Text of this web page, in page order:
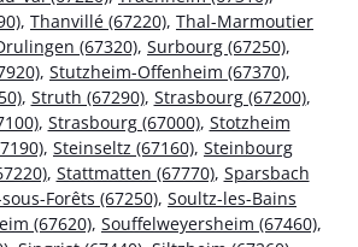
, Thanvillé (67220), Thal-Marmoutier
(67320), Surbourg (67250),
, Stutzheim-Offenheim (67370),
, Struth (67290), Strasbourg (67200),
, Strasbourg (67000), Stotzheim
, Steinseltz (67160), Steinbourg
, Stattmatten (67770), Sparsbach
Forêts (67250), Soultz-les-Bains
(67620), Souffelweyersheim (67460),